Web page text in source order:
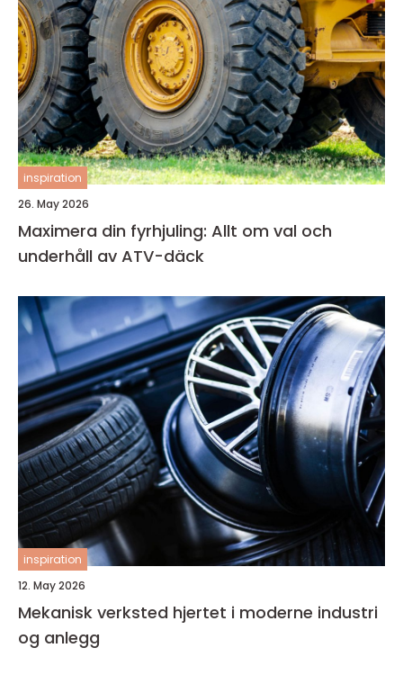
inspiration
26. May 2026
Maximera din fyrhjuling: Allt om val och
underhåll av ATV-däck
inspiration
12. May 2026
Mekanisk verksted hjertet i moderne industri
og anlegg